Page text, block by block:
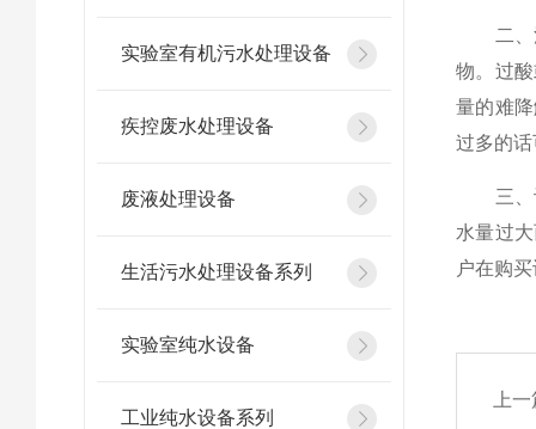
实验室有机污水处理设备
疾控废水处理设备
废液处理设备
生活污水处理设备系列
实验室纯水设备
工业纯水设备系列
二、污
物。过
量的难
过多的
三、设
水量过
户在购
上